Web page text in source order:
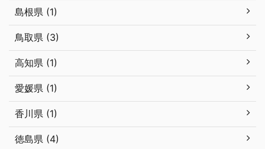
島根県 (1)
鳥取県 (3)
高知県 (1)
愛媛県 (1)
香川県 (1)
徳島県 (4)